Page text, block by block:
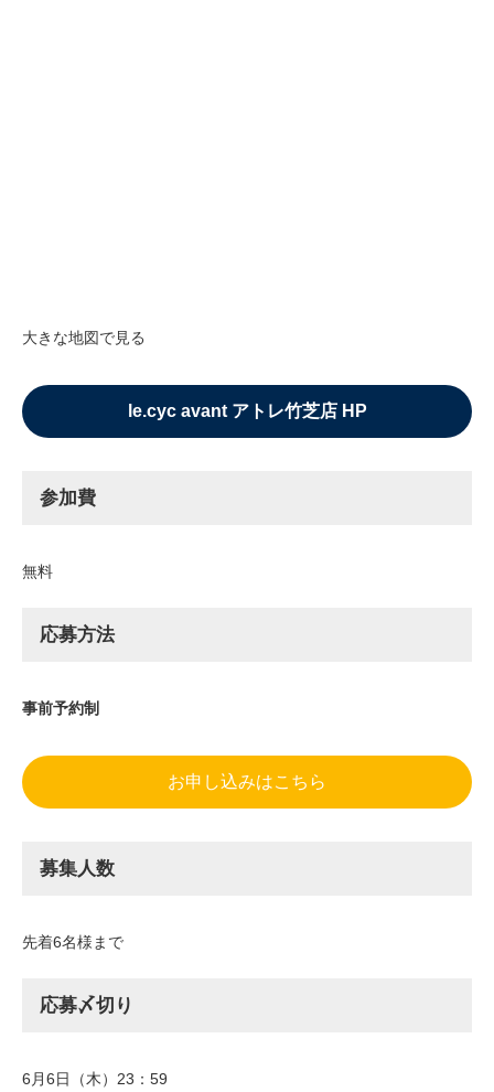
大きな地図で見る
le.cyc avant アトレ竹芝店 HP
参加費
無料
応募方法
事前予約制
お申し込みはこちら
募集人数
先着6名様まで
応募〆切り
6月6日（木）23：59